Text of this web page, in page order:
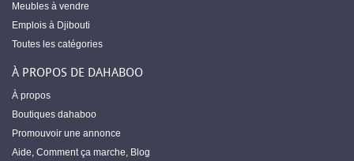
Meubles à vendre
Emplois à Djibouti
Toutes les catégories
À PROPOS DE DAHABOO
À propos
Boutiques dahaboo
Promouvoir une annonce
Aide, Comment ça marche, Blog